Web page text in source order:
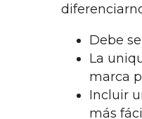
Debe
La
marca
Incluir
más